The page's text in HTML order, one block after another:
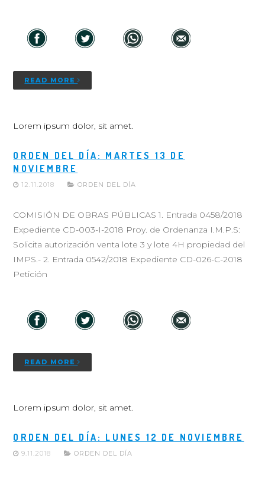
READ MORE
Lorem ipsum dolor, sit amet.
ORDEN DEL DÍA: MARTES 13 DE
NOVIEMBRE
12.11.2018 ORDEN DEL DÍA
COMISIÓN DE OBRAS PÚBLICAS 1. Entrada 0458/2018
Expediente CD-003-I-2018 Proy. de Ordenanza I.M.P.S:
Solicita autorización venta lote 3 y lote 4H propiedad del
IMPS.- 2. Entrada 0542/2018 Expediente CD-026-C-2018
Petición
READ MORE
Lorem ipsum dolor, sit amet.
ORDEN DEL DÍA: LUNES 12 DE NOVIEMBRE
9.11.2018 ORDEN DEL DÍA